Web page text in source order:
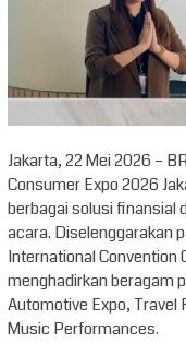
Jakarta, 22 Mei 2026 –
Consumer Expo 2026
berbagai solusi finansial
acara. Diselenggarakan
International Convention
menghadirkan beragam
Automotive Expo, Travel
Music Performances.